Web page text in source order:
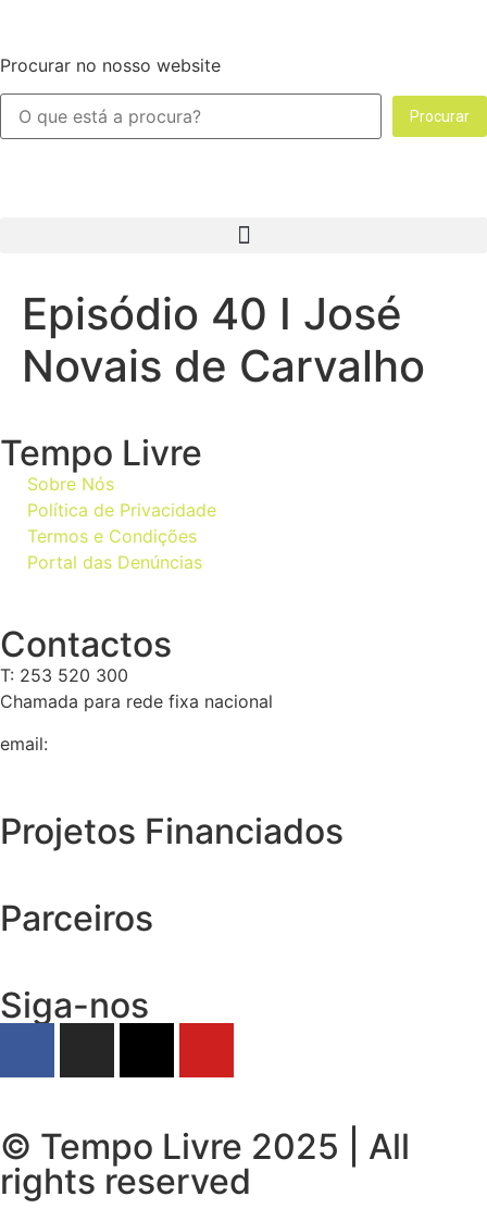
Procurar no nosso website
Procurar
Episódio 40 I José
Novais de Carvalho
Tempo Livre
Sobre Nós
Política de Privacidade
Termos e Condições
Portal das Denúncias
Contactos
T: 253 520 300
Chamada para rede fixa nacional
email:
Projetos Financiados
Parceiros
Siga-nos
© Tempo Livre 2025 | All
rights reserved